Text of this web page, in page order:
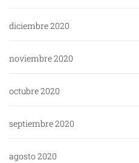
diciembre 2020
noviembre 2020
octubre 2020
septiembre 2020
agosto 2020